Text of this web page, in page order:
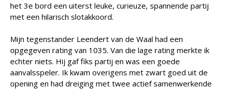
het 3e bord een uiterst leuke, curieuze, spannende partij
met een hilarisch slotakkoord.
Mijn tegenstander Leendert van de Waal had een
opgegeven rating van 1035. Van die lage rating merkte ik
echter niets. Hij gaf fiks partij en was een goede
aanvalsspeler. Ik kwam overigens met zwart goed uit de
opening en had dreiging met twee actief samenwerkende